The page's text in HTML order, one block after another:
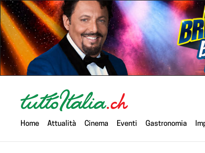
Home Attualità Cinema Eventi Gastronomia